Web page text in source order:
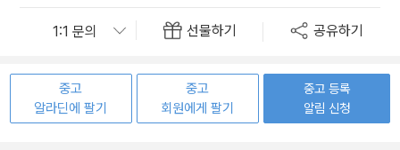
선물하기 공유하기
중고
알라딘에 팔기
중고
회원에게 팔기
중고 등록
알림 신청